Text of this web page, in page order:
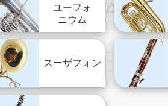
ユーフォ
ニウム
スーザフォン